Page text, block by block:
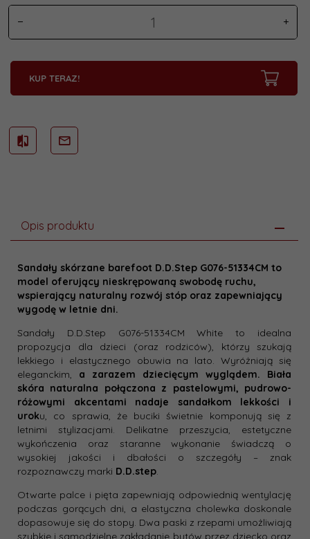
KUP TERAZ!
Opis produktu
Sandały skórzane barefoot D.D.Step G076-51334CM to
model oferujący nieskrępowaną swobodę ruchu,
wspierający naturalny rozwój stóp oraz zapewniający
wygodę w letnie dni.
Sandały D.D.Step G076-51334CM White to idealna
propozycja dla dzieci (oraz rodziców), którzy szukają
lekkiego i elastycznego obuwia na lato. Wyróżniają się
eleganckim, a zarazem dziecięcym wyglądem. Biała
skóra naturalna połączona z pastelowymi, pudrowo-
różowymi akcentami nadaje sandałkom lekkości i
uroku, co sprawia, że buciki świetnie komponują się z
letnimi stylizacjami. Delikatne przeszycia, estetyczne
wykończenia oraz staranne wykonanie świadczą o
wysokiej jakości i dbałości o szczegóły – znak
rozpoznawczy marki D.D.step.
Otwarte palce i pięta zapewniają odpowiednią wentylację
podczas gorących dni, a elastyczna cholewka doskonale
dopasowuje się do stopy. Dwa paski z rzepami umożliwiają